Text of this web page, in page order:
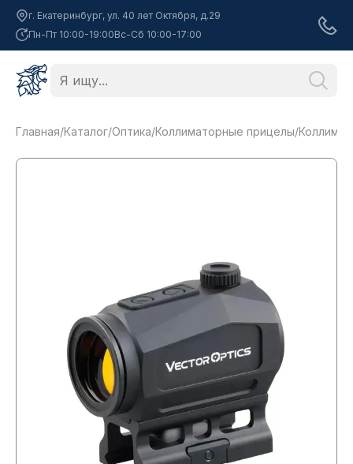
г. Екатеринбург, ул. 40 лет Октября, д.29
Пн-Пт 10:00-19:00Вс-Сб 10:00-17:00
Главная/Каталог/Оптика/Коллиматорные прицелы/